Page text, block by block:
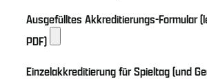
Ausgefülltes Akkreditierungs-Formular
PDF)
Einzelakkreditierung für Spieltag (und